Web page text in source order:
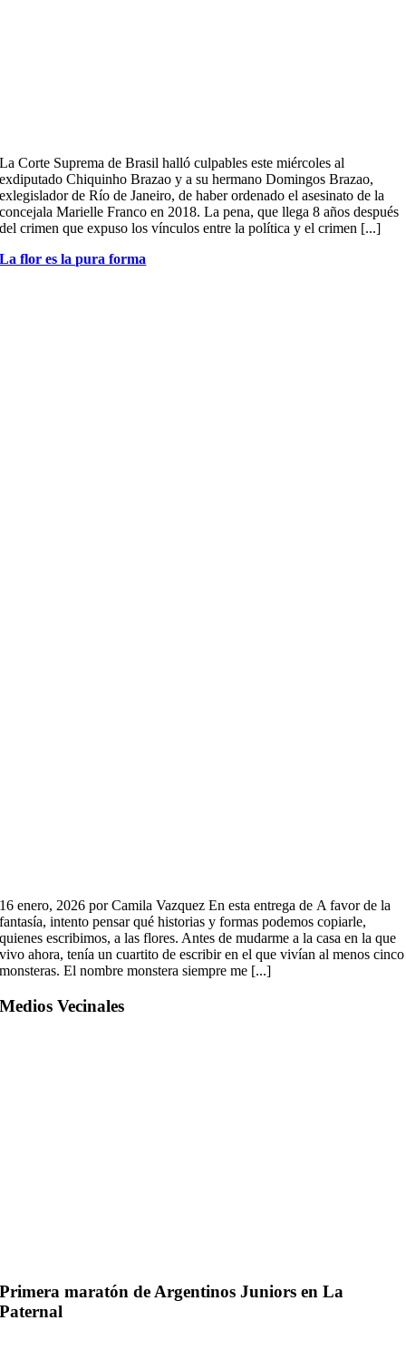
La Corte Suprema de Brasil halló culpables este miércoles al
exdiputado Chiquinho Brazao y a su hermano Domingos Brazao,
exlegislador de Río de Janeiro, de haber ordenado el asesinato de la
concejala Marielle Franco en 2018. La pena, que llega 8 años después
del crimen que expuso los vínculos entre la política y el crimen [...]
La flor es la pura forma
16 enero, 2026 por Camila Vazquez En esta entrega de A favor de la
fantasía, intento pensar qué historias y formas podemos copiarle,
quienes escribimos, a las flores. Antes de mudarme a la casa en la que
vivo ahora, tenía un cuartito de escribir en el que vivían al menos cinco
monsteras. El nombre monstera siempre me [...]
Medios Vecinales
Primera maratón de Argentinos Juniors en La
Paternal